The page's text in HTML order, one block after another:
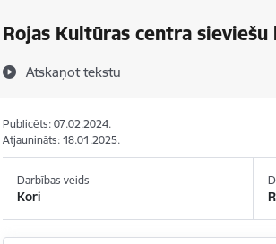
Rojas Kultūras centra sieviešu
Atskaņot tekstu
Publicēts: 07.02.2024.
Atjaunināts: 18.01.2025.
Darbības veids
Kori